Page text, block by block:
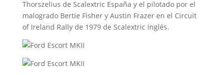
Thorszelius de Scalextric España y el pilotado por el
malogrado Bertie Fisher y Austin Frazer en el Circuit
of Ireland Rally de 1979 de Scalextric inglés.